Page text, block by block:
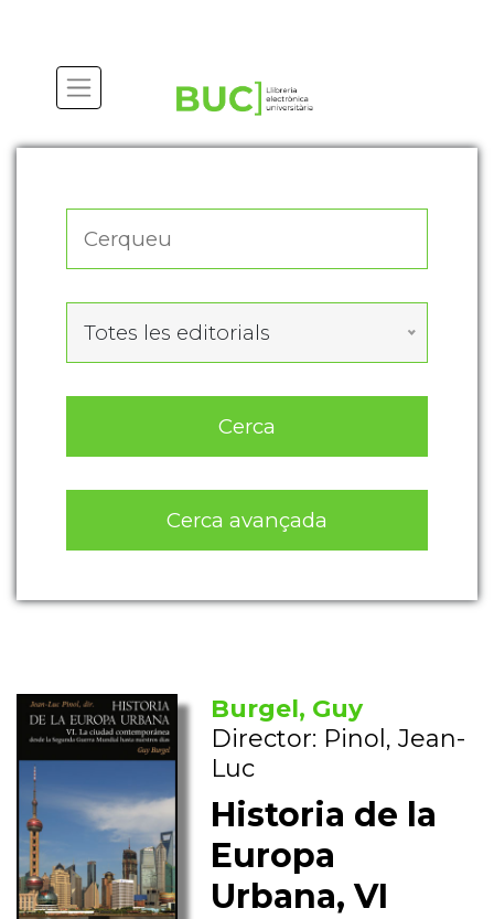
Totes les editorials
Cerca
Cerca avançada
Burgel, Guy
Director: Pinol, Jean-
Luc
Historia de la
Europa
Urbana, VI